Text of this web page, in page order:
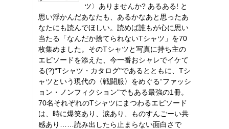
ツ〉ありませんか? あるある! と
思い浮かんだあなたも、あるかなあと思ったあ
なたにも読んでほしい。読めば誰もが心に思い
当たる「なんだか捨てられないTシャツ」を70
枚集めました。そのTシャツと写真に持ち主の
エピソードを添えた、今一番おシャレでイケて
る(?)“Tシャツ・カタログ"であるとともに、Tシ
ャツという現代の〈戦闘服〉をめぐる“ファッシ
ョン・ノンフィクション"でもある最強の1冊。
70名それぞれのTシャツにまつわるエピソード
は、時に爆笑あり、涙あり、ものすんごーい共
感あり……読み出したら止まらない面白さで